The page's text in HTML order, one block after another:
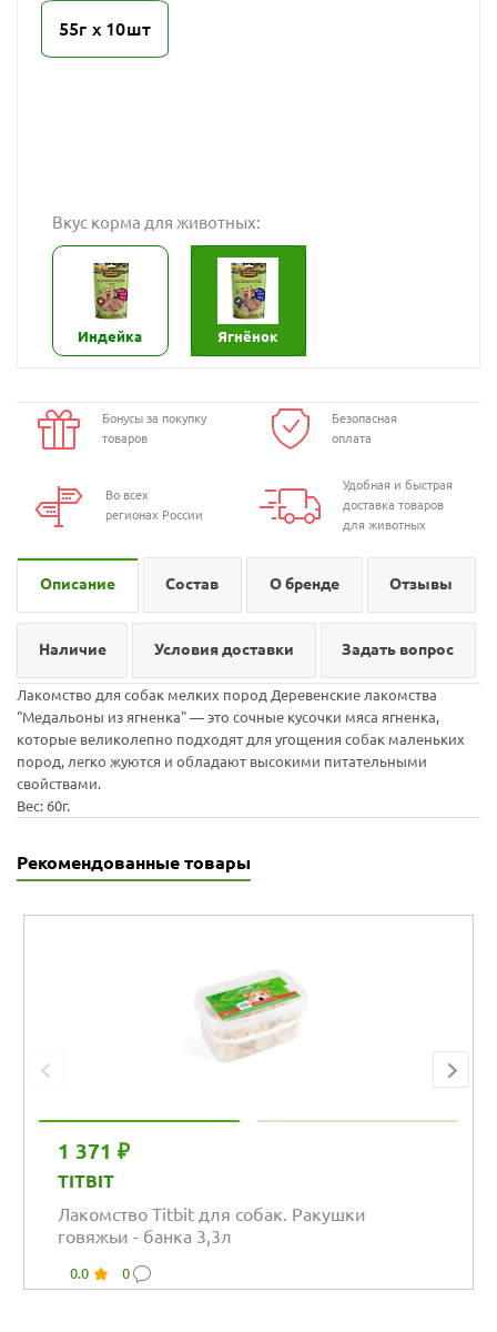
55г х 10шт
Вкус корма для животных:
Индейка Ягнёнок
Бонусы за покупку
товаров
Безопасная
оплата
Во всех
регионах России
Удобная и быстрая
доставка товаров
для животных
Описание Состав О бренде Отзывы
Наличие Условия доставки Задать вопрос
Лакомство для собак мелких пород Деревенские лакомства
"Медальоны из ягненка" — это сочные кусочки мяса ягненка,
которые великолепно подходят для угощения собак маленьких
пород, легко жуются и обладают высокими питательными
свойствами.
Вес: 60г.
Рекомендованные товары
1 371 ₽
TITBIT
Лакомство Titbit для собак. Ракушки
говяжьи - банка 3,3л
0.0 0